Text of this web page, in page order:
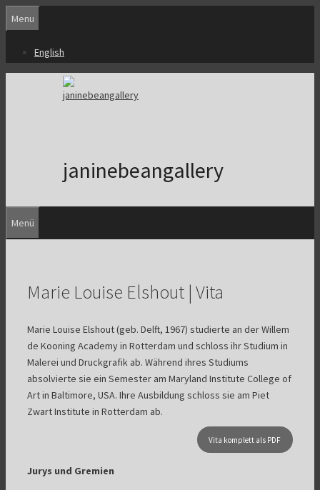
Zum
Inhalt
Menu
English
janinebeangallery
Menü
Marie Louise Elshout | Vita
Marie Louise Elshout (geb. Delft, 1967) studierte an der Willem
de Kooning Academy in Rotterdam und schloss ihr Studium in
Malerei und Druckgrafik ab. Während ihres Studiums
absolvierte sie ein Semester am Maryland Institute College of
Art in Baltimore, USA. Ihre Ausbildung schloss sie am Piet
Zwart Institute in Rotterdam ab.
Vita komplett als PDF
Jurys und Gremien